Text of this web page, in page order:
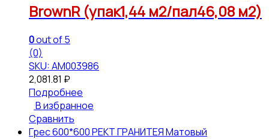
BrownR (упак1,44 м2/пал46,08 м2)
0out of 5
(0)
SKU: АМ003986
2,081.81 ₽
Подробнее
В избранное
Сравнить
Грес 600*600 РЕКТ ГРАНИТЕЯ Матовый